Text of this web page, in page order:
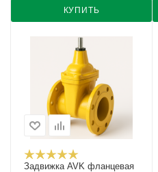
КУПИТЬ
Задвижка AVK фланцевая